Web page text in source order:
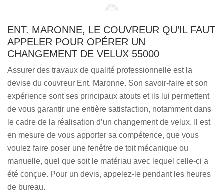
ENT. MARONNE, LE COUVREUR QU’IL FAUT
APPELER POUR OPÉRER UN
CHANGEMENT DE VELUX 55000
Assurer des travaux de qualité professionnelle est la
devise du couvreur Ent. Maronne. Son savoir-faire et son
expérience sont ses principaux atouts et ils lui permettent
de vous garantir une entière satisfaction, notamment dans
le cadre de la réalisation d’un changement de velux. Il est
en mesure de vous apporter sa compétence, que vous
voulez faire poser une fenêtre de toit mécanique ou
manuelle, quel que soit le matériau avec lequel celle-ci a
été conçue. Pour un devis, appelez-le pendant les heures
de bureau.